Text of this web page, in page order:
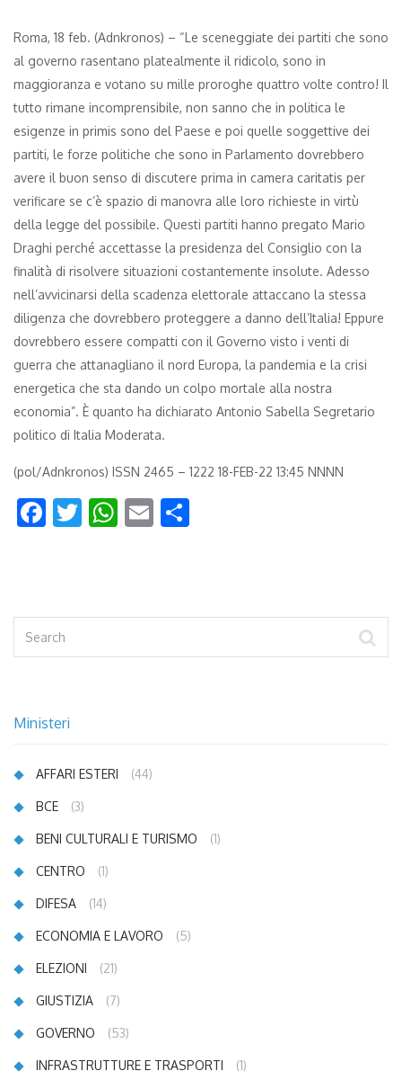
Roma, 18 feb. (Adnkronos) – “Le sceneggiate dei partiti che sono
al governo rasentano platealmente il ridicolo, sono in
maggioranza e votano su mille proroghe quattro volte contro! Il
tutto rimane incomprensibile, non sanno che in politica le
esigenze in primis sono del Paese e poi quelle soggettive dei
partiti, le forze politiche che sono in Parlamento dovrebbero
avere il buon senso di discutere prima in camera caritatis per
verificare se c’è spazio di manovra alle loro richieste in virtù
della legge del possibile. Questi partiti hanno pregato Mario
Draghi perché accettasse la presidenza del Consiglio con la
finalità di risolvere situazioni costantemente insolute. Adesso
nell’avvicinarsi della scadenza elettorale attaccano la stessa
diligenza che dovrebbero proteggere a danno dell’Italia! Eppure
dovrebbero essere compatti con il Governo visto i venti di
guerra che attanagliano il nord Europa, la pandemia e la crisi
energetica che sta dando un colpo mortale alla nostra
economia”. È quanto ha dichiarato Antonio Sabella Segretario
politico di Italia Moderata.
(pol/Adnkronos) ISSN 2465 – 1222 18-FEB-22 13:45 NNNN
Facebook
Twitter
WhatsApp
Email
Ministeri
AFFARI ESTERI (44)
BCE (3)
BENI CULTURALI E TURISMO (1)
CENTRO (1)
DIFESA (14)
ECONOMIA E LAVORO (5)
ELEZIONI (21)
GIUSTIZIA (7)
GOVERNO (53)
INFRASTRUTTURE E TRASPORTI (1)